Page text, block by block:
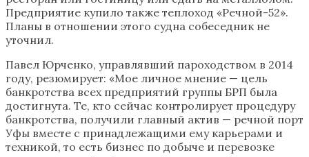
Предприятие купило также теплоход «Речной-52».
Планы в отношении этого судна собеседник не
уточнил.
Павел Юрченко, управлявший пароходством в 2014
году, резюмирует: «Мое личное мнение — цель
банкротства всех предприятий группы БРП была
достигнута. Те, кто сейчас контролирует процедуру
банкротства, получили главный актив — речной порт
Уфы вместе с принадлежащими ему карьерами и
техникой, то есть бизнес по добыче и перевозке